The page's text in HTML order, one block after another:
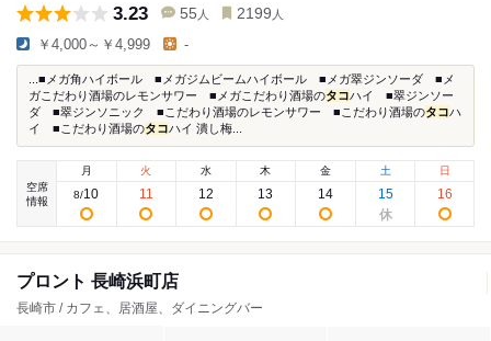
3.23 55 人 2199 人
￥4,000～￥4,999 -
...■メガ角ハイボール ■メガジムビームハイボール ■メガ翠ジンソーダ ■メ
ガこだわり酒場のレモンサワー ■メガこだわり酒場のタコハイ ■翠ジンソー
ダ ■翠ジンソニック ■こだわり酒場のレモンサワー ■こだわり酒場のタコハ
イ ■こだわり酒場のタコハイ 潰し梅...
空席
情報
月
8/10
火
11
水
12
木
13
金
14
土
15
日
16
プロント 長崎浜町店
長崎市 / カフェ、居酒屋、ダイニングバー